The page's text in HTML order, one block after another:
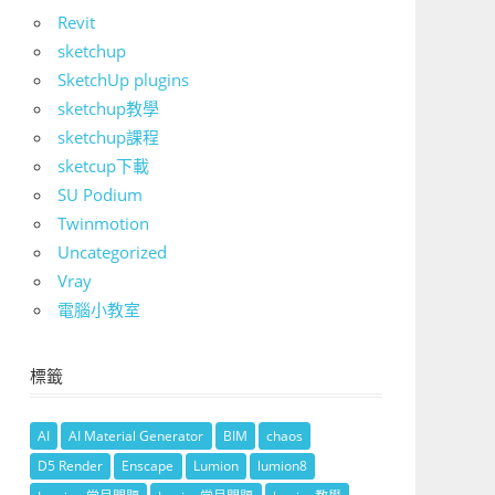
Revit
sketchup
SketchUp plugins
sketchup教學
sketchup課程
sketcup下載
SU Podium
Twinmotion
Uncategorized
Vray
電腦小教室
標籤
AI AI Material Generator BIM
chaos
D5 Render
Enscape Lumion
lumion8